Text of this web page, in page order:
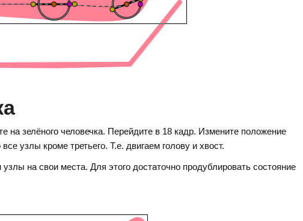
зелёного человечка. Перейдите в 18 кадр. Измените положение
узлы кроме третьего. Т.е. двигаем голову и хвост.
на свои места. Для этого достаточно продублировать состояние